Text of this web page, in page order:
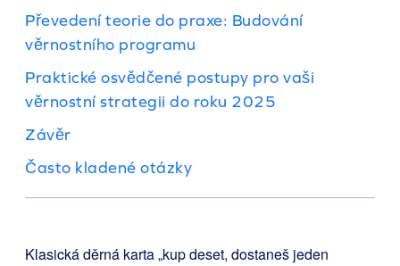
Převedení teorie do praxe: Budování
věrnostního programu
Praktické osvědčené postupy pro vaši
věrnostní strategii do roku 2025
Závěr
Často kladené otázky
Klasická děrná karta „kup deset, dostaneš jeden